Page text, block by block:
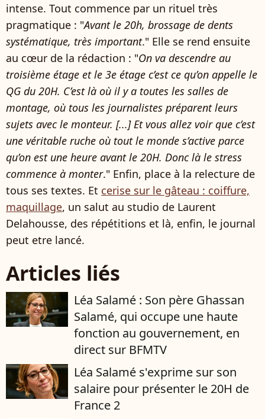
intense. Tout commence par un rituel très
pragmatique : "Avant le 20h, brossage de dents
systématique, très important." Elle se rend ensuite
au cœur de la rédaction : "On va descendre au
troisième étage et le 3e étage c’est ce qu’on appelle le
QG du 20H. C’est là où il y a toutes les salles de
montage, où tous les journalistes préparent leurs
sujets avec le monteur. [...] Et vous allez voir que c’est
une véritable ruche où tout le monde s’active parce
qu’on est une heure avant le 20H. Donc là le stress
commence à monter." Enfin, place à la relecture de
tous ses textes. Et cerise sur le gâteau : coiffure,
maquillage, un salut au studio de Laurent
Delahousse, des répétitions et là, enfin, le journal
peut etre lancé.
Articles liés
Léa Salamé : Son père Ghassan
Salamé, qui occupe une haute
fonction au gouvernement, en
direct sur BFMTV
Léa Salamé s'exprime sur son
salaire pour présenter le 20H de
France 2